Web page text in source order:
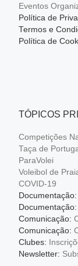
Eventos
Política de
Termos e
Política de
TÓPICOS
Competições
Taça de
ParaVolei
Voleibol de
COVID-19
Documentação:
Documentação:
Comunicação:
Comunicação:
Clubes:
Newsletter: